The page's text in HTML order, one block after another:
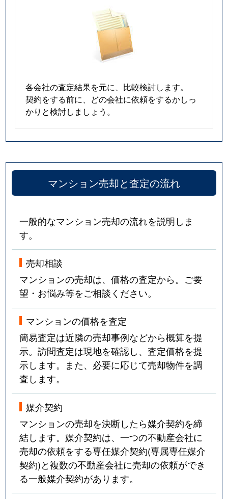
各会社の査定結果を元に、比較検討します。
契約をする前に、どの会社に依頼をするかしっ
かりと検討しましょう。
マンション売却と査定の流れ
一般的なマンション売却の流れを説明しま
す。
売却相談
マンションの売却は、価格の査定から。ご要
望・お悩み等をご相談ください。
マンションの価格を査定
簡易査定は近隣の売却事例などから概算を提
示。訪問査定は現地を確認し、査定価格を提
示します。また、必要に応じて売却物件を調
査します。
媒介契約
マンションの売却を決断したら媒介契約を締
結します。媒介契約は、一つの不動産会社に
売却の依頼をする専任媒介契約(専属専任媒介
契約)と複数の不動産会社に売却の依頼ができ
る一般媒介契約があります。